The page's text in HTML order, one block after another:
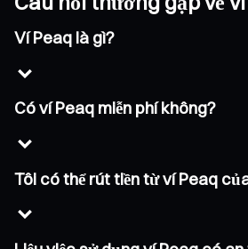
Ví Peaq là gì?
Có ví Peaq miễn phí không?
Tôi có thể rút tiền từ ví Peaq